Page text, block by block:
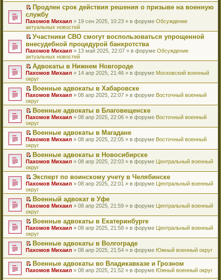
б
щ
е
н
и
ю
у
с
о
о
б
щ
е
н
и
ю
н
о
м
у
с
о
о
б
щ
е
н
и
ю
ч
и
т
а
н
н
о
м
у
с
о
о
б
щ
е
н
и
ю
н
е
п
р
о
ч
и
т
а
н
н
о
м
у
с
о
о
б
щ
е
н
и
ю
р
в
о
м
у
н
е
п
р
о
ч
и
т
а
н
н
о
м
у
с
о
о
б
щ
е
н
и
ю
й
т
и
к
п
е
р
в
о
м
у
н
е
п
р
о
ч
и
т
а
н
н
о
м
у
с
о
о
б
щ
е
н
и
ю
П
е
р
е
й
т
и
к
п
е
р
в
о
м
у
н
е
п
р
о
ч
и
т
а
н
н
о
м
у
с
о
о
б
щ
е
н
и
ю
Продлен срок действия решения о призыве на военную
службу
Пахомов Михаил » 19 сен 2025, 10:23 » в форуме Обсуждение
актуальных новостей
П
е
р
е
й
т
и
к
п
е
р
в
о
м
у
н
е
п
р
о
ч
и
т
а
н
н
о
м
у
с
о
о
б
щ
е
н
ю
Участники СВО смогут воспользоваться упрощенной
внесудебной процедурой банкротства
Пахомов Михаил » 13 май 2025, 22:07 » в форуме Обсуждение
актуальных новостей
П
е
р
е
й
т
и
к
п
е
р
в
о
м
у
н
е
п
р
о
ч
и
т
а
н
н
о
м
у
с
о
б
щ
е
н
Адвокаты в Нижнем Новгороде
Пахомов Михаил » 14 апр 2025, 21:46 » в форуме Московский военный
округ
П
е
р
е
й
т
и
к
п
е
р
в
о
м
у
н
е
п
р
о
ч
и
т
а
н
н
о
м
у
с
о
Военные адвокаты в Хабаровске
Пахомов Михаил » 08 апр 2025, 22:07 » в форуме Восточный военный
округ
П
е
р
е
й
т
и
к
п
е
р
в
о
м
у
н
е
п
р
о
ч
и
т
а
н
н
о
Военные адвокаты в Благовещенске
Пахомов Михаил » 08 апр 2025, 22:06 » в форуме Восточный военный
округ
П
е
р
е
й
т
и
к
п
е
р
в
о
м
у
н
е
п
р
о
и
т
а
Военные адвокаты в Магадане
Пахомов Михаил » 08 апр 2025, 22:05 » в форуме Восточный военный
округ
П
е
р
е
й
т
и
к
п
е
р
в
о
м
у
н
п
р
о
ч
Военные адвокаты в Новосибирске
Пахомов Михаил » 08 апр 2025, 22:03 » в форуме Центральный военный
округ
П
е
р
е
й
т
и
к
п
е
р
в
о
м
у
н
Эксперт по воинскому учету в Челябинске
Пахомов Михаил » 08 апр 2025, 22:01 » в форуме Центральный военный
округ
П
е
р
е
й
т
и
к
п
е
р
в
Военный адвокат в Уфе
Пахомов Михаил » 08 апр 2025, 21:59 » в форуме Центральный военный
округ
П
е
р
е
й
и
к
п
Военные адвокаты в Екатеринбурге
Пахомов Михаил » 08 апр 2025, 21:58 » в форуме Центральный военный
округ
П
р
е
й
т
Военные адвокаты в Волгограде
Пахомов Михаил » 08 апр 2025, 21:54 » в форуме Южный военный округ
П
Военные адвокаты во Владикавказе и Грозном
Пахомов Михаил » 08 апр 2025, 21:52 » в форуме Южный военный округ